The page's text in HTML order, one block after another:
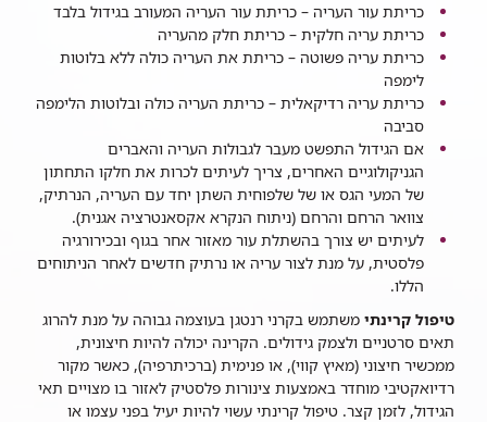
כריתת עור העריה – כריתת עור העריה המעורב בגידול בלבד
כריתת עריה חלקית – כריתת חלק מהעריה
כריתת עריה פשוטה – כריתת את העריה כולה ללא בלוטות
לימפה
כריתת עריה רדיקאלית – כריתת העריה כולה ובלוטות הלימפה
סביבה
אם הגידול התפשט מעבר לגבולות העריה והאברים
הגניקולוגיים האחרים, צריך לעיתים לכרות את חלקו התחתון
של המעי הגס או של שלפוחית השתן יחד עם העריה, הנרתיק,
צוואר הרחם והרחם (ניתוח הנקרא אקסאנטרציה אגנית).
לעיתים יש צורך בהשתלת עור מאזור אחר בגוף ובכירורגיה
פלסטית, על מנת לצור עריה או נרתיק חדשים לאחר הניתוחים
הללו.
טיפול קרינתי משתמש בקרני רנטגן בעוצמה גבוהה על מנת להרוג
תאים סרטניים ולצמק גידולים. הקרינה יכולה להיות חיצונית,
ממכשיר חיצוני (מאיץ קווי), או פנימית (ברכיתרפיה), כאשר מקור
רדיואקטיבי מוחדר באמצעות צינורות פלסטיק לאזור בו מצויים תאי
הגידול, לזמן קצר. טיפול קרינתי עשוי להיות יעיל בפני עצמו או